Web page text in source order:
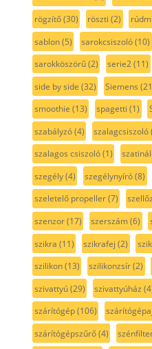
rögzítő(30) röszti (2)
sablon(5) sarokcsiszoló(10)
sarokköszörű(2) serie2(11)
side by side (32) Siemens
smoothie (13) spagetti (1)
szabályzó(4) szalagcsiszoló
szalagos csiszoló(1)
szegély(4) szegélynyíró(8)
szeletelő propeller(7)
szenzor(17) szerszám(6)
szikra (11) szikrafej (2)
szilikon(13) szilikonzsír(2)
szivattyú(29) szivattyúház
szárítógép(106)
szárítógépszűrő(4)